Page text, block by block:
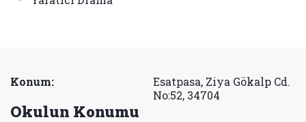
Konum:
Esatpasa, Ziya Gökalp Cd.
No:52, 34704
Okulun Konumu